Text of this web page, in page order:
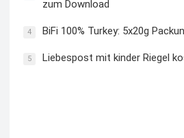
zum Download
4 BiFi 100% Turkey: 5x20g
5 Liebespost mit kinder Riegel